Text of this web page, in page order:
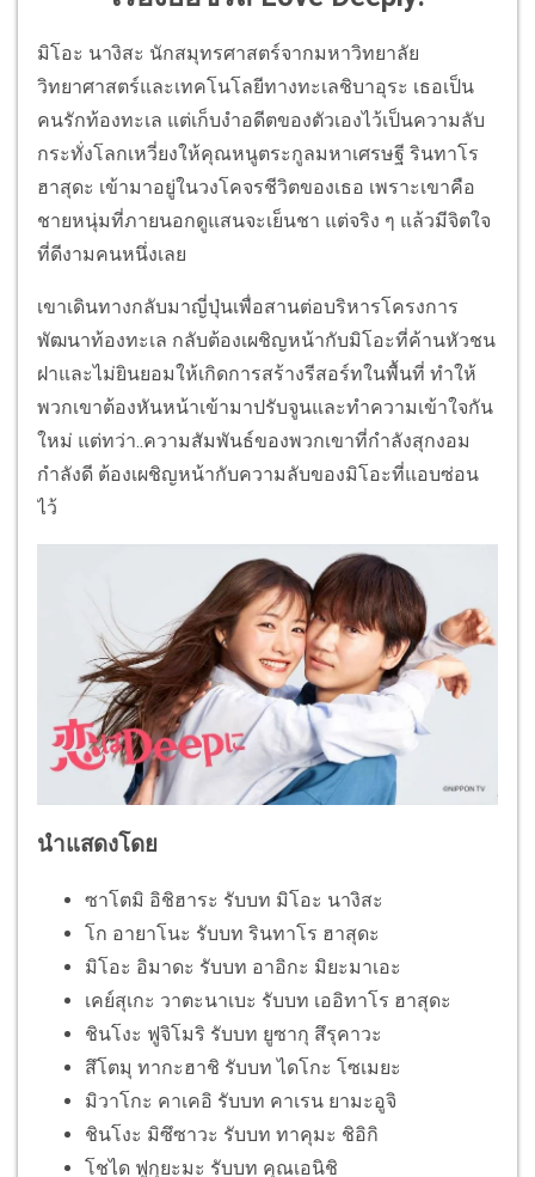
มิโอะ นางิสะ นักสมุทรศาสตร์จากมหาวิทยาลัย
วิทยาศาสตร์และเทคโนโลยีทางทะเลชิบาอุระ เธอเป็น
คนรักท้องทะเล แต่เก็บงำอดีตของตัวเองไว้เป็นความลับ
กระทั่งโลกเหวี่ยงให้คุณหนูตระกูลมหาเศรษฐี รินทาโร
ฮาสุดะ เข้ามาอยู่ในวงโคจรชีวิตของเธอ เพราะเขาคือ
ชายหนุ่มที่ภายนอกดูแสนจะเย็นชา แต่จริง ๆ แล้วมีจิตใจ
ที่ดีงามคนหนึ่งเลย
เขาเดินทางกลับมาญี่ปุ่นเพื่อสานต่อบริหารโครงการ
พัฒนาท้องทะเล กลับต้องเผชิญหน้ากับมิโอะที่ค้านหัวชน
ฝาและไม่ยินยอมให้เกิดการสร้างรีสอร์ทในพื้นที่ ทำให้
พวกเขาต้องหันหน้าเข้ามาปรับจูนและทำความเข้าใจกัน
ใหม่ แต่ทว่า..ความสัมพันธ์ของพวกเขาที่กำลังสุกงอม
กำลังดี ต้องเผชิญหน้ากับความลับของมิโอะที่แอบซ่อน
ไว้
นำแสดงโดย
ซาโตมิ อิชิฮาระ รับบท มิโอะ นางิสะ
โก อายาโนะ รับบท รินทาโร ฮาสุดะ
มิโอะ อิมาดะ รับบท อาอิกะ มิยะมาเอะ
เคย์สุเกะ วาตะนาเบะ รับบท เออิทาโร ฮาสุดะ
ชินโงะ ฟูจิโมริ รับบท ยูซากุ สึรุคาวะ
สึโตมุ ทากะฮาชิ รับบท ไดโกะ โซเมยะ
มิวาโกะ คาเคอิ รับบท คาเรน ยามะอูจิ
ชินโงะ มิซึซาวะ รับบท ทาคุมะ ชิอิกิ
โชได ฟูกุยะมะ รับบท คุณเอนิชิ